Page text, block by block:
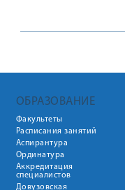
ОБРАЗОВАНИЕ
Факультеты
Расписания занятий
Аспирантура
Ординатура
Аккредитация
специалистов
Довузовская